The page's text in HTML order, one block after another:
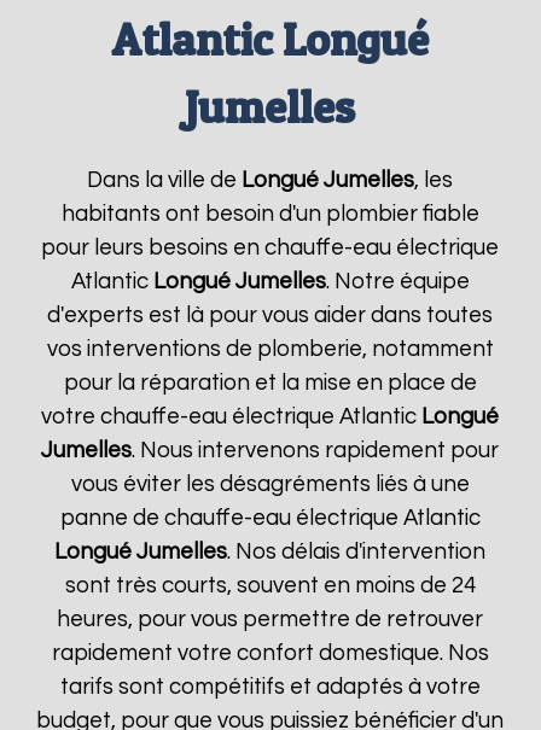
Atlantic Longué
Jumelles
Dans la ville de Longué Jumelles, les
habitants ont besoin d'un plombier fiable
pour leurs besoins en chauffe-eau électrique
Atlantic Longué Jumelles. Notre équipe
d'experts est là pour vous aider dans toutes
vos interventions de plomberie, notamment
pour la réparation et la mise en place de
votre chauffe-eau électrique Atlantic Longué
Jumelles. Nous intervenons rapidement pour
vous éviter les désagréments liés à une
panne de chauffe-eau électrique Atlantic
Longué Jumelles. Nos délais d'intervention
sont très courts, souvent en moins de 24
heures, pour vous permettre de retrouver
rapidement votre confort domestique. Nos
tarifs sont compétitifs et adaptés à votre
budget, pour que vous puissiez bénéficier d'un